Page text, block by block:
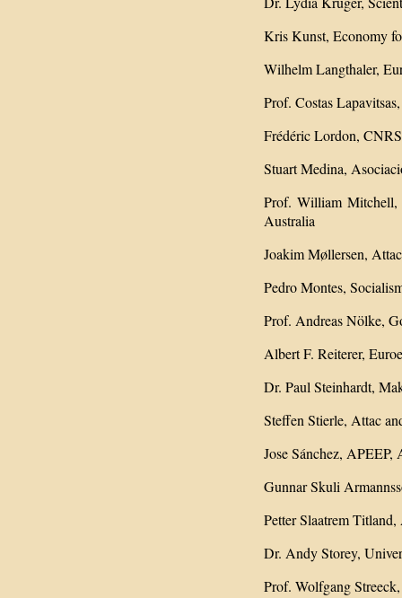
Kris Kunst, Economy
Wilhelm Langthaler,
Prof. Costas
Frédéric Lordon,
Stuart Medina,
Prof. William Mitchell,
Australia
Joakim Møllersen,
Pedro Montes,
Prof. Andreas Nölke,
Albert F. Reiterer,
Dr. Paul Steinhardt,
Steffen Stierle, Attac
Jose Sánchez,
Gunnar Skuli
Petter Slaatrem
Dr. Andy Storey,
Prof. Wolfgang